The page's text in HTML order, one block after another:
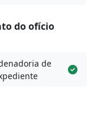
do ofício
de